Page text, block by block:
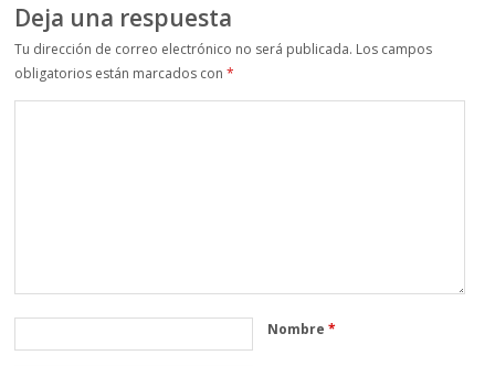
Deja una respuesta
Tu dirección de correo electrónico no será publicada. Los campos
obligatorios están marcados con*
Nombre*